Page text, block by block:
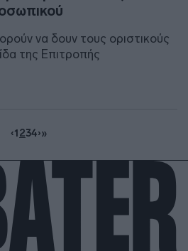
να δουν τους οριστικούς
της Επιτροπής
‹1234›»